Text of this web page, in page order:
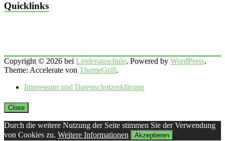
Quicklinks
Copyright © 2026 bei Lindenauschule. Powered by WordPress.
Theme: Accelerate von ThemeGrill.
Impressum und Datenschutzerklärung
Close
Durch die weitere Nutzung der Seite stimmen Sie der Verwendung
von Cookies zu. Weitere Informationen Akzeptieren